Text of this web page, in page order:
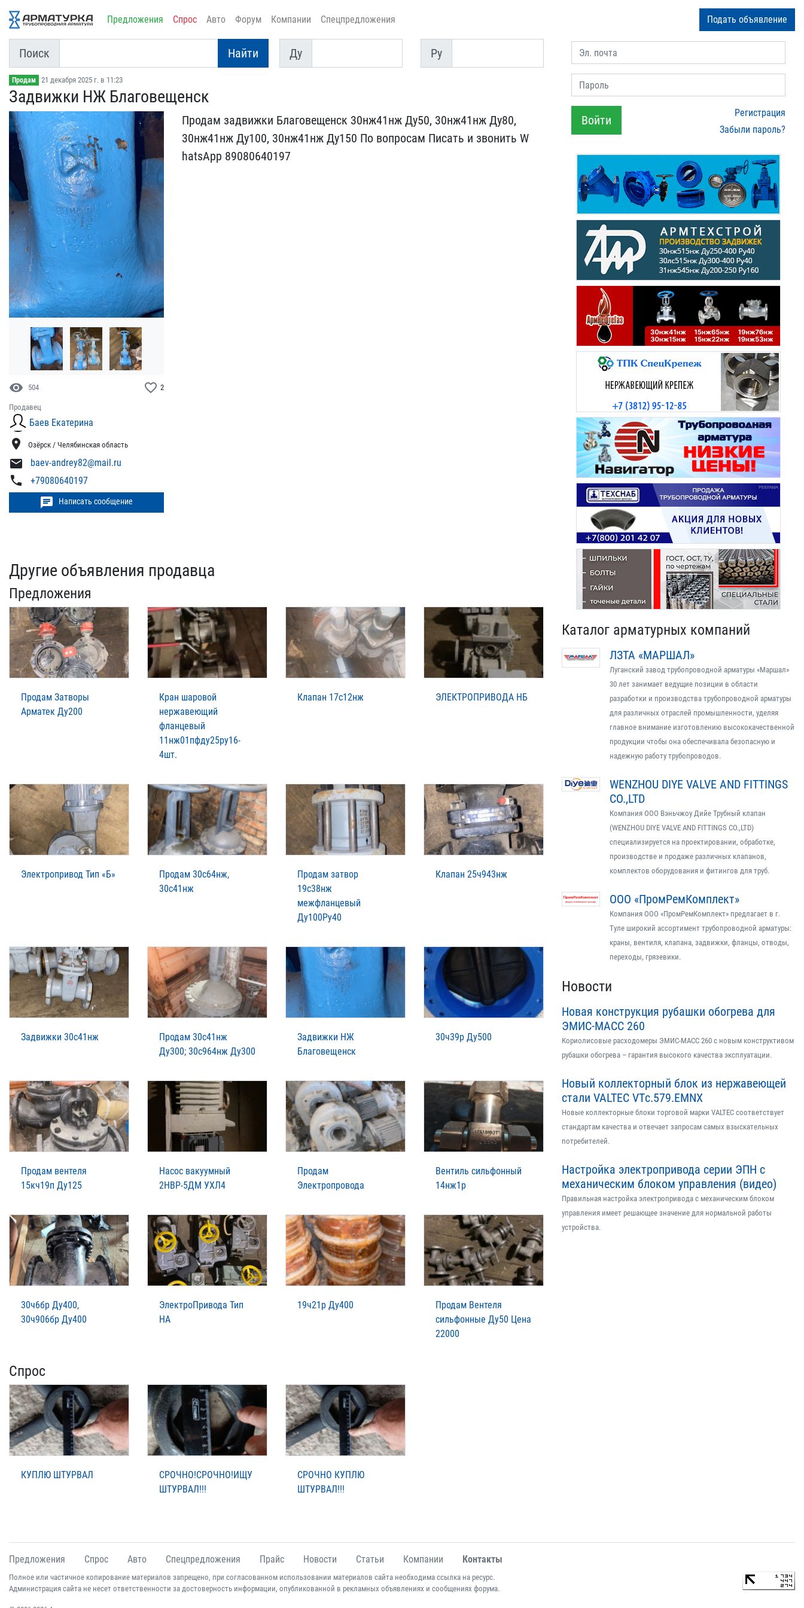
Предложения Спрос Авто Форум Компании Спецпредложения Подать объявление
Поиск Найти
Ду
Ду
Py
Py
Продам 21 декабря 2025 г. в 11:23
Задвижки НЖ Благовещенск
visibility 504 favorite_border 2
Продавец
Баев Екатерина
location_on Озёрск / Челябинская область
mail baev-andrey82@mail.ru
phone +79080640197
chat Написать сообщение
Продам задвижки Благовещ​енск 30нж41нж Ду50, 30нж​41нж Ду80,
30нж41нж Ду10​0, 30нж41нж Ду150 По воп​росам Писать и звонить W​
hatsApp 89080640197
Другие объявления продавца
Предложения
Продам Затворы
Арматек Ду200
Кран шаровой
нержавеющий
фланцевый
11нж01пфду25ру16-
4шт.
Клапан 17с12нж ЭЛЕКТРОПРИВОДА НБ
Электропривод Тип «Б»
Продам 30с64нж,
30с41нж
Продам затвор
19с38нж
межфланцевый
Ду100Ру40
Клапан 25ч943нж
Задвижки 30с41нж
Продам 30с41нж
Ду300; 30с964нж Ду300
Задвижки НЖ
Благовещенск
30ч39р Ду500
Продам вентеля
15кч19п Ду125
Насос вакуумный
2НВР-5ДМ УХЛ4
Продам
Электропровода
Вентиль сильфонный
14нж1р
30ч6бр Ду400,
30ч906бр Ду400
ЭлектроПривода Тип
НА
19ч21р Ду400
Продам Вентеля
сильфонные Ду50 Цена
22000
Спрос
КУПЛЮ ШТУРВАЛ
СРОЧНО!СРОЧНО!ИЩУ
ШТУРВАЛ!!!
СРОЧНО КУПЛЮ
ШТУРВАЛ!!!
Эл. почта
Пароль
Войти
Регистрация
Забыли пароль?
Каталог арматурных компаний
ЛЗТА «МАРШАЛ»
Луганский завод трубопроводной арматуры «Маршал»
30 лет занимает ведущие позиции в области
разработки и производства трубопроводной арматуры
для различных отраслей промышленности, уделяя
главное внимание изготовлению высококачественной
продукции чтобы она обеспечивала безопасную и
надежную работу трубопроводов.
WENZHOU DIYE VALVE AND FITTINGS
CO.,LTD
Компания ООО Вэньчжоу Дийе Трубный клапан
(WENZHOU DIYE VALVE AND FITTINGS CO.,LTD)
специализируется на проектировании, обработке,
производстве и продаже различных клапанов,
комплектов оборудования и фитингов для труб.
ООО «ПромРемКомплект»
Компания ООО «ПромРемКомплект» предлагает в г.
Туле широкий ассортимент трубопроводной арматуры:
краны, вентиля, клапана, задвижки, фланцы, отводы,
переходы, грязевики.
Новости
Новая конструкция рубашки обогрева для
ЭМИС-МАСС 260
Кориолисовые расходомеры ЭМИС-МАСС 260 с новым конструктивом
рубашки обогрева – гарантия высокого качества эксплуатации.
Новый коллекторный блок из нержавеющей
стали VALTEC VTс.579.EMNX
Новые коллекторные блоки торговой марки VALTEC соответствует
стандартам качества и отвечает запросам самых взыскательных
потребителей.
Настройка электропривода серии ЭПН с
механическим блоком управления (видео)
Правильная настройка электропривода с механическим блоком
управления имеет решающее значение для нормальной работы
устройства.
Предложения Спрос Авто Спецпредложения Прайс Новости Статьи Компании Контакты
Полное или частичное копирование материалов запрещено, при согласованном использовании материалов сайта необходима ссылка на ресурс.
Администрация сайта не несет ответственности за достоверность информации, опубликованной в рекламных объявлениях и сообщениях форума.